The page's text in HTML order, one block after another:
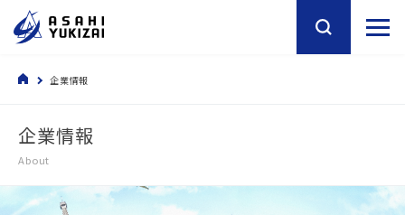
企業情報
企業情報
About